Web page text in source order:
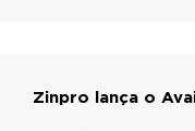
Zinpro lança o